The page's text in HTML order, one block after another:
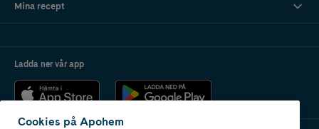
Mina recept
Ladda ner vår app
Cookies på Apohem